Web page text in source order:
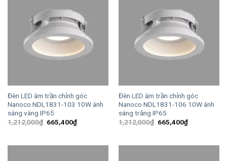
Đèn LED âm trần chỉnh góc
Nanoco NDL1831-103 10W ánh
sáng vàng IP65
1,212,000₫ Giá
665,400₫Giá
hiện
665,400₫.
Đèn LED âm trần chỉnh góc
Nanoco NDL1831-106 10W ánh
sáng trắng IP65
1,212,000₫ Giá
665,400₫Giá
hiện
665,400₫.